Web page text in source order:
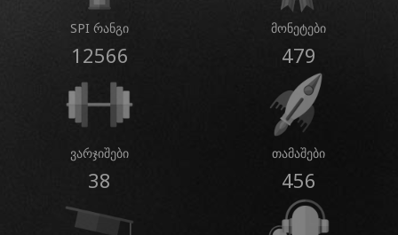
SPI რანგი
12566
მონეტები
479
ვარჯიშები
38
თამაშები
456